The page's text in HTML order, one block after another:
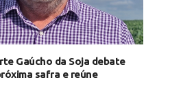
Gaúcho da Soja debate
safra e reúne